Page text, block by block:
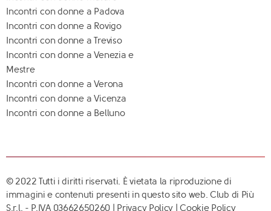
Incontri con donne a Padova
Incontri con donne a Rovigo
Incontri con donne a Treviso
Incontri con donne a Venezia e
Mestre
Incontri con donne a Verona
Incontri con donne a Vicenza
Incontri con donne a Belluno
© 2022 Tutti i diritti riservati. È vietata la riproduzione di
immagini e contenuti presenti in questo sito web. Club di Più
S.r.l. - P.IVA 03662650260 | Privacy Policy |Cookie Policy